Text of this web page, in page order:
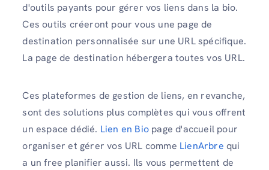
d'outils payants pour gérer vos liens dans la bio.
Ces outils créeront pour vous une page de
destination personnalisée sur une URL spécifique.
La page de destination hébergera toutes vos URL.
Ces plateformes de gestion de liens, en revanche,
sont des solutions plus complètes qui vous offrent
un espace dédié. Lien en Bio page d'accueil pour
organiser et gérer vos URL comme LienArbre qui
a un free planifier aussi. Ils vous permettent de